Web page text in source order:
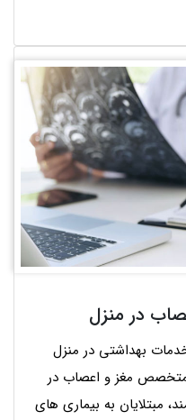
در منزل
بهداشتی در منزل
متخصص مغز و اعصاب در
مبتلایان به بیماری های